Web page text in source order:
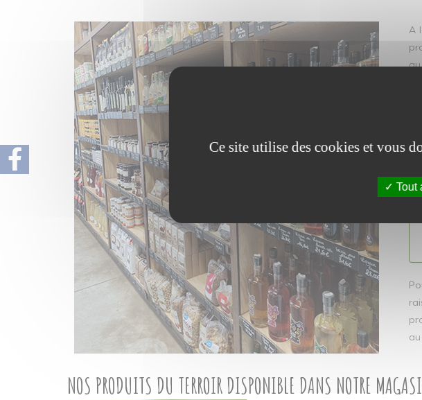
A
au
NOS PRODUITS DU TERROIR DISPONIBLE DANS NOTRE
Ce site utilise des cookies et vous
Tout